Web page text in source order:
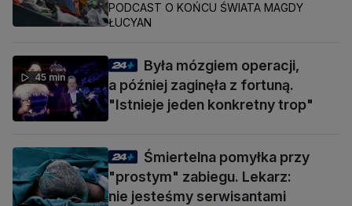
PODCAST O KOŃCU ŚWIATA MAGDY
ŁUCYAN
45 min
Była mózgiem operacji,
a później zaginęła z fortuną.
"Istnieje jeden konkretny trop"
Śmiertelna pomyłka przy
"prostym" zabiegu. Lekarz:
nie jesteśmy serwisantami